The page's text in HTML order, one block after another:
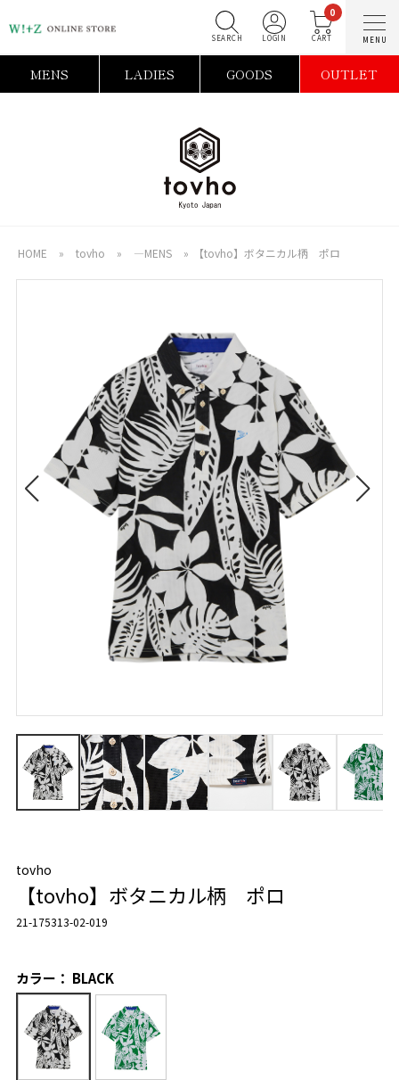
0
MENS LADIES GOODS OUTLET
HOME » tovho » ―MENS » 【tovho】ボタニカル柄 ポロ
tovho
【tovho】ボタニカル柄 ポロ
21-175313-02-019
カラー： BLACK